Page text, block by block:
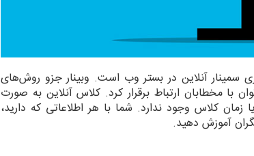
سمینار آنلاین در بستر وب است. وبینار جزو روش‌های
مخطابان ارتباط برقرار کرد. کلاس آنلاین به صورت
کلاس وجود ندارد. شما با هر اطلاعاتی که دارید،
آموزش دهید.